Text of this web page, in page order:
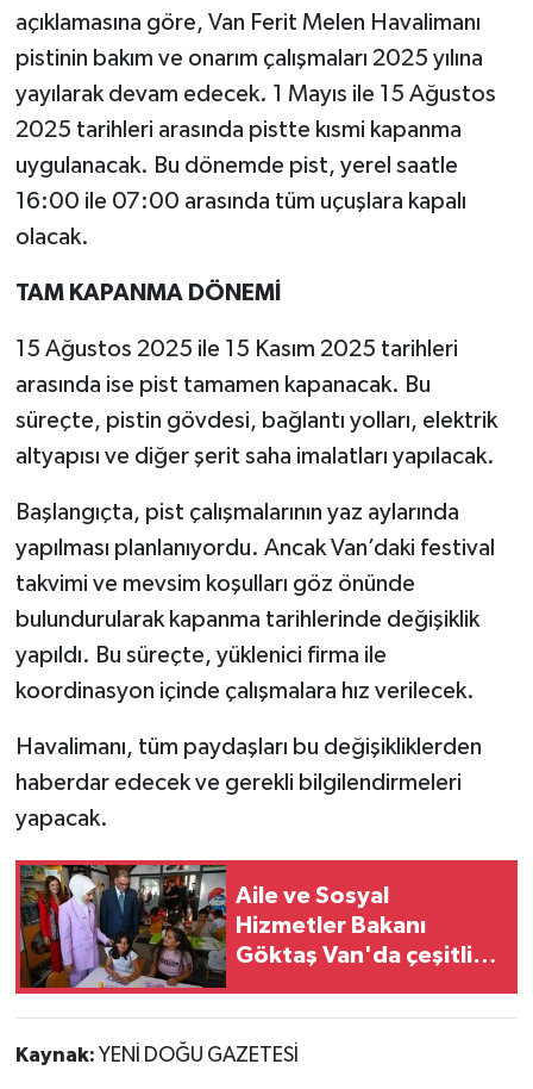
açıklamasına göre, Van Ferit Melen Havalimanı
pistinin bakım ve onarım çalışmaları 2025 yılına
yayılarak devam edecek. 1 Mayıs ile 15 Ağustos
2025 tarihleri arasında pistte kısmi kapanma
uygulanacak. Bu dönemde pist, yerel saatle
16:00 ile 07:00 arasında tüm uçuşlara kapalı
olacak.
TAM KAPANMA DÖNEMİ
15 Ağustos 2025 ile 15 Kasım 2025 tarihleri
arasında ise pist tamamen kapanacak. Bu
süreçte, pistin gövdesi, bağlantı yolları, elektrik
altyapısı ve diğer şerit saha imalatları yapılacak.
Başlangıçta, pist çalışmalarının yaz aylarında
yapılması planlanıyordu. Ancak Van’daki festival
takvimi ve mevsim koşulları göz önünde
bulundurularak kapanma tarihlerinde değişiklik
yapıldı. Bu süreçte, yüklenici firma ile
koordinasyon içinde çalışmalara hız verilecek.
Havalimanı, tüm paydaşları bu değişikliklerden
haberdar edecek ve gerekli bilgilendirmeleri
yapacak.
Aile ve Sosyal
Hizmetler Bakanı
Göktaş Van'da çeşitli
Kaynak: YENİ DOĞU GAZETESİ